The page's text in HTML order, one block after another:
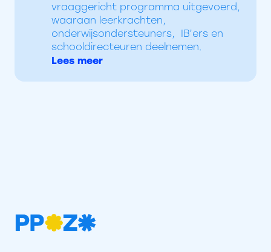
vraaggericht programma uitgevoerd,
waaraan leerkrachten,
onderwijsondersteuners, IB’ers en
schooldirecteuren deelnemen.
Lees meer